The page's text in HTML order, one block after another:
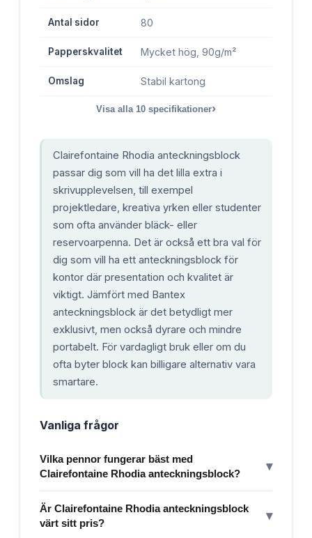
Antal sidor 80
Papperskvalitet Mycket hög, 90g/m²
Omslag Stabil kartong
Visa alla 10 specifikationer›
Clairefontaine Rhodia anteckningsblock
passar dig som vill ha det lilla extra i
skrivupplevelsen, till exempel
projektledare, kreativa yrken eller studenter
som ofta använder bläck- eller
reservoarpenna. Det är också ett bra val för
dig som vill ha ett anteckningsblock för
kontor där presentation och kvalitet är
viktigt. Jämfört med Bantex
anteckningsblock är det betydligt mer
exklusivt, men också dyrare och mindre
portabelt. För vardagligt bruk eller om du
ofta byter block kan billigare alternativ vara
smartare.
Vanliga frågor
Vilka pennor fungerar bäst med
Clairefontaine Rhodia anteckningsblock?
▾
Är Clairefontaine Rhodia anteckningsblock
värt sitt pris?
▾